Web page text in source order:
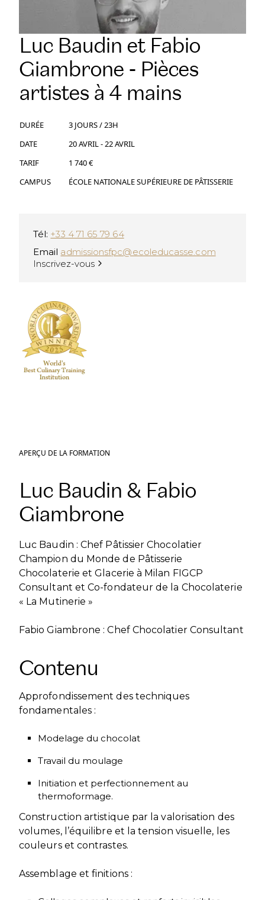
SPONSORS ET PARTENAIRES
VISITEZ NOS CAMPUS
VISITEZ NOS CAMPUS
NOS CAMPUS A L’INTERNATIONAL
Gurugram, Inde
NOS CERTIFICATIONS
DÉVELOPPEMENT INTERNATIONAL
NOS FRANCHISES
DEVENEZ FRANCHISÉ
NOS PARTENAIRES ACADÉMIQUES
DEVENEZ PARTENAIRE ACADÉMIQUE
BLOG
BLOG
HOME – FRANÇAIS
HOME – FRANÇAIS
PASSER À L'ANGLAIS
PASSER À L'ANGLAIS
Luc Baudin et Fabio
Giambrone - Pièces
artistes à 4 mains
DURÉE
3 JOURS / 23H
DATE
20 AVRIL - 22 AVRIL
TARIF
1 740 €
CAMPUS
ÉCOLE NATIONALE SUPÉRIEURE DE PÂTISSERIE
Tél: +33 4 71 65 79 64
Email admissionsfpc@ecoleducasse.com
Inscrivez-vous
APERÇU DE LA FORMATION
Luc Baudin & Fabio
Giambrone
Luc Baudin : Chef Pâtissier Chocolatier
Champion du Monde de Pâtisserie
Chocolaterie et Glacerie à Milan FIGCP
Consultant et Co-fondateur de la Chocolaterie
« La Mutinerie »
Fabio Giambrone : Chef Chocolatier Consultant
Contenu
Approfondissement des techniques
fondamentales :
Modelage du chocolat
Travail du moulage
Initiation et perfectionnement au
thermoformage.
Construction artistique par la valorisation des
volumes, l’équilibre et la tension visuelle, les
couleurs et contrastes.
Assemblage et finitions :